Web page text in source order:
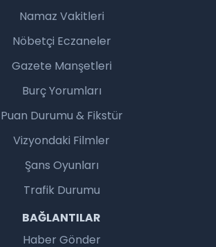
Namaz Vakitleri
Nöbetçi Eczaneler
Gazete Manşetleri
Burç Yorumları
Puan Durumu & Fikstür
Vizyondaki Filmler
Şans Oyunları
Trafik Durumu
BAĞLANTILAR
Haber Gönder